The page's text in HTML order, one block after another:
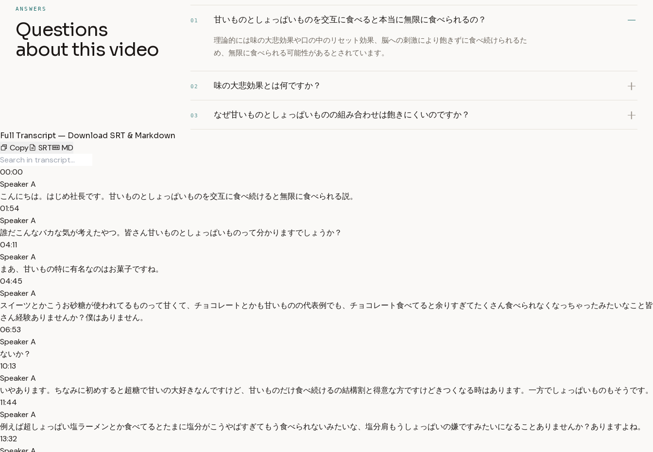
ANSWERS
Questions
about this video
01 甘いものとしょっぱいものを交互に食べると本当に無限に食べられるの？
理論的には味の大悲効果や口の中のリセット効果、脳への刺激により飽きずに食べ続けられるた
め、無限に食べられる可能性があるとされています。
02 味の大悲効果とは何ですか？
03 なぜ甘いものとしょっぱいものの組み合わせは飽きにくいのですか？
Full Transcript — Download SRT & Markdown
Copy
SRT MD
00:00
Speaker A
こんにちは。はじめ社長です。甘いものとしょっぱいものを交互に食べ続けると無限に食べられる説。
01:54
Speaker A
誰だこんなバカな気が考えたやつ。皆さん甘いものとしょっぱいものって分かりますでしょうか？
04:11
Speaker A
まあ、甘いもの特に有名なのはお菓子ですね。
04:45
Speaker A
スイーツとかこうお砂糖が使われてるものって甘くて、チョコレートとかも甘いものの代表例でも、チョコレート食べてると余りすぎてたくさん食べられなくなっちゃったみたいなこと皆
さん経験ありませんか？僕はありません。
06:53
Speaker A
ないか？
10:13
Speaker A
いやあります。ちなみに初めすると超糖で甘いの大好きなんですけど、甘いものだけ食べ続けるの結構割と得意な方ですけどきつくなる時はあります。一方でしょっぱいものもそうです。
11:44
Speaker A
例えば超しょっぱい塩ラーメンとか食べてるとたまに塩分がこうやばすぎてもう食べられないみたいな、塩分肩もうしょっぱいの嫌ですみたいになることありませんか？ありますよね。
13:32